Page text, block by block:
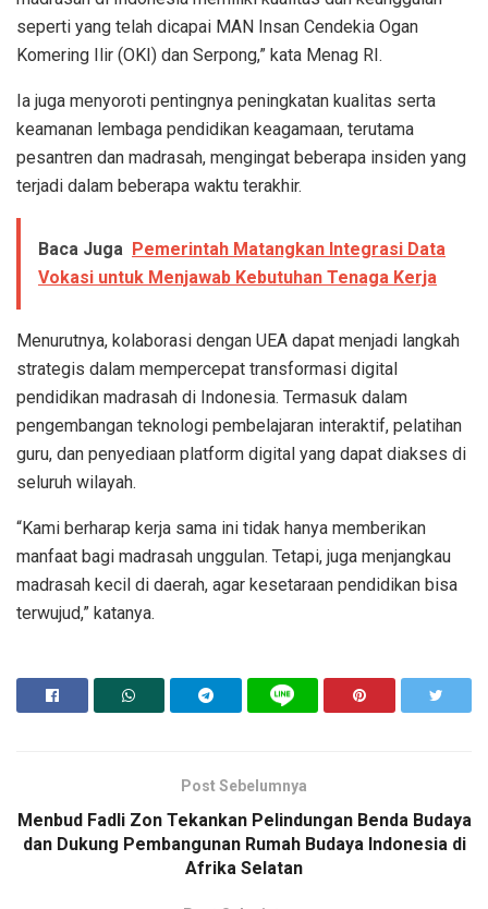
seperti yang telah dicapai MAN Insan Cendekia Ogan
Komering Ilir (OKI) dan Serpong,” kata Menag RI.
Ia juga menyoroti pentingnya peningkatan kualitas serta
keamanan lembaga pendidikan keagamaan, terutama
pesantren dan madrasah, mengingat beberapa insiden yang
terjadi dalam beberapa waktu terakhir.
Baca Juga Pemerintah Matangkan Integrasi Data
Vokasi untuk Menjawab Kebutuhan Tenaga Kerja
Menurutnya, kolaborasi dengan UEA dapat menjadi langkah
strategis dalam mempercepat transformasi digital
pendidikan madrasah di Indonesia. Termasuk dalam
pengembangan teknologi pembelajaran interaktif, pelatihan
guru, dan penyediaan platform digital yang dapat diakses di
seluruh wilayah.
“Kami berharap kerja sama ini tidak hanya memberikan
manfaat bagi madrasah unggulan. Tetapi, juga menjangkau
madrasah kecil di daerah, agar kesetaraan pendidikan bisa
terwujud,” katanya.
Post Sebelumnya
Menbud Fadli Zon Tekankan Pelindungan Benda Budaya
dan Dukung Pembangunan Rumah Budaya Indonesia di
Afrika Selatan